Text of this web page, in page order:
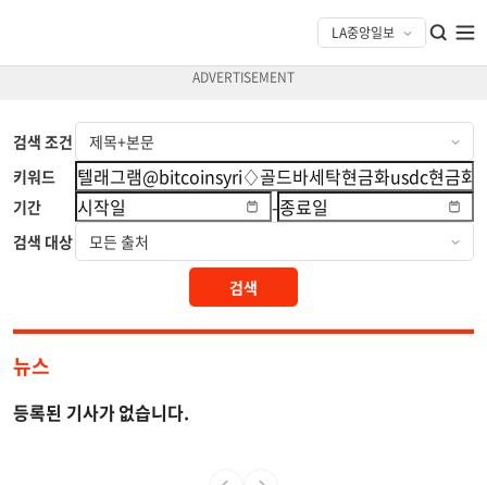
검색 조건
키워드
기간
-
검색 대상
검색
뉴스
등록된 기사가 없습니다.